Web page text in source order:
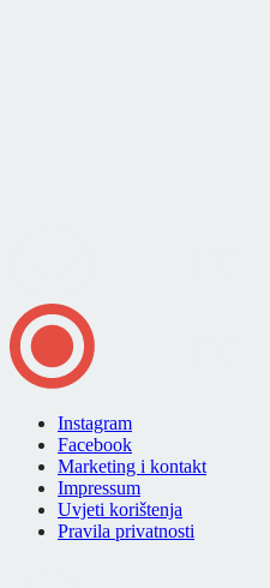
Instagram
Facebook
Marketing i kontakt
Impressum
Uvjeti korištenja
Pravila privatnosti